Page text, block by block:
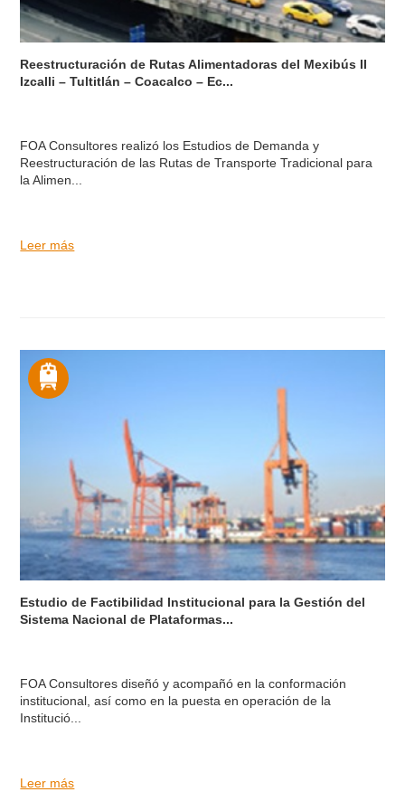
Reestructuración de Rutas Alimentadoras del Mexibús II
Izcalli – Tultitlán – Coacalco – Ec...
FOA Consultores realizó los Estudios de Demanda y
Reestructuración de las Rutas de Transporte Tradicional para
la Alimen...
Leer más
Estudio de Factibilidad Institucional para la Gestión del
Sistema Nacional de Plataformas...
FOA Consultores diseñó y acompañó en la conformación
institucional, así como en la puesta en operación de la
Institució...
Leer más